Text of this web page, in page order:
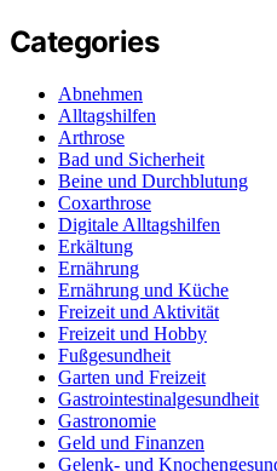
Categories
Abnehmen
Alltagshilfen
Arthrose
Bad und Sicherheit
Beine und Durchblutung
Coxarthrose
Digitale Alltagshilfen
Erkältung
Ernährung
Ernährung und Küche
Freizeit und Aktivität
Freizeit und Hobby
Fußgesundheit
Garten und Freizeit
Gastrointestinalgesundheit
Gastronomie
Geld und Finanzen
Gelenk- und